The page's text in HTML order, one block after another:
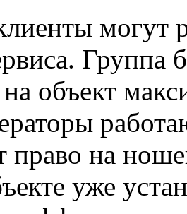
могут
Группа
объект
на
уже